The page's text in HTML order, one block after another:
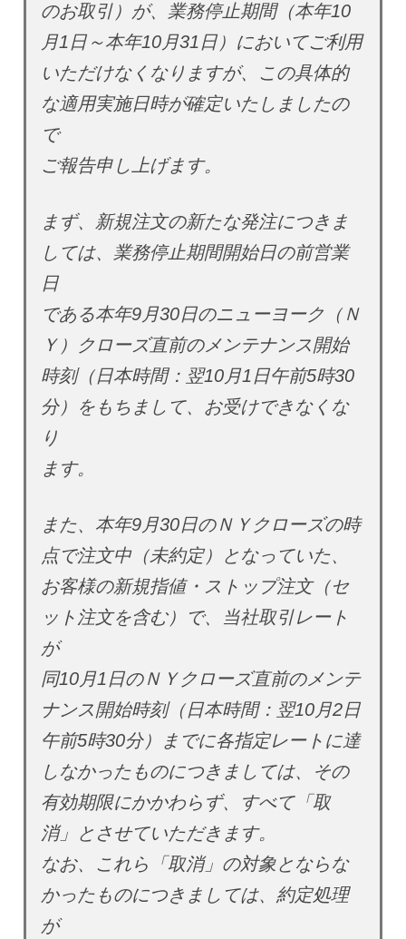
のお取引）が、業務停止期間（本年10
月1日～本年10月31日）においてご利用
いただけなくなりますが、この具体的
な適用実施日時が確定いたしましたの
で
ご報告申し上げます。
まず、新規注文の新たな発注につきま
しては、業務停止期間開始日の前営業
日
である本年9月30日のニューヨーク（Ｎ
Ｙ）クローズ直前のメンテナンス開始
時刻（日本時間：翌10月1日午前5時30
分）をもちまして、お受けできなくな
り
ます。
また、本年9月30日のＮＹクローズの時
点で注文中（未約定）となっていた、
お客様の新規指値・ストップ注文（セ
ット注文を含む）で、当社取引レート
が
同10月1日のＮＹクローズ直前のメンテ
ナンス開始時刻（日本時間：翌10月2日
午前5時30分）までに各指定レートに達
しなかったものにつきましては、その
有効期限にかかわらず、すべて「取
消」とさせていただきます。
なお、これら「取消」の対象とならな
かったものにつきましては、約定処理
が